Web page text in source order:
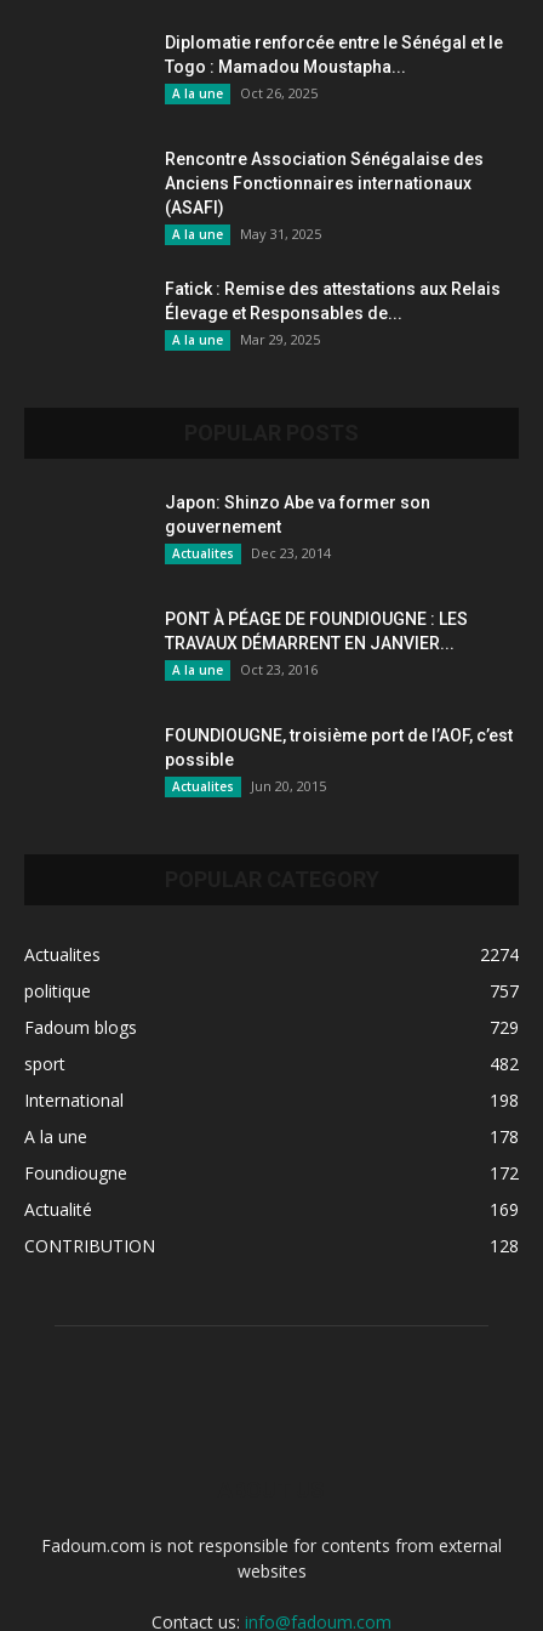
Diplomatie renforcée entre le Sénégal et le
Togo : Mamadou Moustapha...
A la une Oct 26, 2025
Rencontre Association Sénégalaise des
Anciens Fonctionnaires internationaux
(ASAFI)
A la une May 31, 2025
Fatick : Remise des attestations aux Relais
Élevage et Responsables de...
A la une Mar 29, 2025
Japon: Shinzo Abe va former son
gouvernement
Actualites Dec 23, 2014
PONT À PÉAGE DE FOUNDIOUGNE : LES
TRAVAUX DÉMARRENT EN JANVIER...
A la une Oct 23, 2016
FOUNDIOUGNE, troisième port de l’AOF, c’est
possible
Actualites Jun 20, 2015
Actualites
2274
politique
757
Fadoum blogs
729
sport
482
International
198
A la une
178
Foundiougne
172
Actualité
169
CONTRIBUTION
128
Fadoum.com is not responsible for contents from external
websites
Contact us: info@fadoum.com